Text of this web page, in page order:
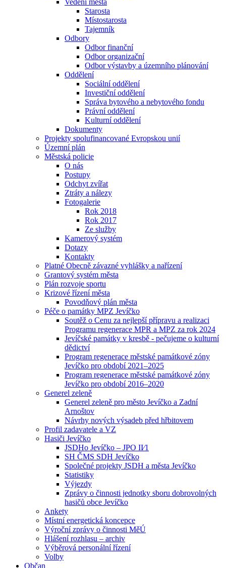
Vedení města
Starosta
Místostarosta
Tajemník
Odbory
Odbor finanční
Odbor organizační
Odbor výstavby a územního plánování
Oddělení
Sociální oddělení
Investiční oddělení
Správa bytového a nebytového fondu
Právní oddělení
Kulturní oddělení
Dokumenty
Projekty spolufinancované Evropskou unií
Územní plán
Městská policie
O nás
Postupy
Odchyt zvířat
Ztráty a nálezy
Fotogalerie
Rok 2018
Rok 2017
Ze služby
Kamerový systém
Dotazy
Kontakty
Platné Obecně závazné vyhlášky a nařízení
Grantový systém města
Plán rozvoje sportu
Krizové řízení města
Povodňový plán města
Péče o památky MPZ Jevíčko
Soutěž o Cenu za nejlepší přípravu a realizaci
Programu regenerace MPR a MPZ za rok 2024
Jevíčské památky v kresbě - pečujeme o kulturní
dědictví
Program regenerace městské památkové zóny
Jevíčko pro období 2021–2025
Program regenerace městské památkové zóny
Jevíčko pro období 2016–2020
Generel zeleně
Generel zeleně pro město Jevíčko a Zadní
Arnoštov
Návrhy nových výsadeb před hřbitovem
Profil zadavatele a VZ
Hasiči Jevíčko
JSDHo Jevíčko – JPO II⁄1
SH ČMS SDH Jevíčko
Společné projekty JSDH a města Jevíčko
Statistiky
Výjezdy
Zprávy o činnosti jednotky sboru dobrovolných
hasičů obce Jevíčko
Ankety
Místní energetická koncepce
Výroční zprávy o činnosti MěÚ
Hlášení rozhlasu – archiv
Výběrová personální řízení
Volby
Občan